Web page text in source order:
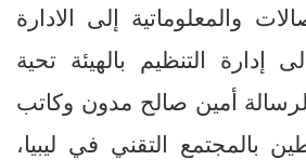
والمعلوماتية إلى الادارة
إدارة التنظيم بالهيئة تحية
أمين صالح مدون وكاتب
بالمجتمع التقني في ليبيا،